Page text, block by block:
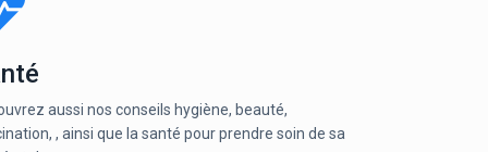
aussi nos conseils hygiène, beauté,
, ainsi que la santé pour prendre soin de sa